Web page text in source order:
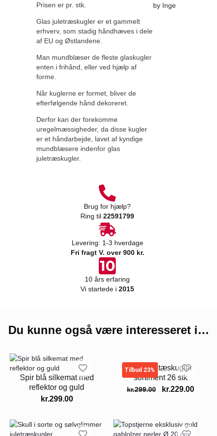
Brug for hjælp?
Ring til 22591799
Levering: 1-3 hverdage
Fri fragt V. over 900 kr.
10 års erfaring
Vi startede i 2015
Prisen er pr. stk.
Glas juletræskugler er et gammelt
erhverv, som stadig håndhæves i dele
af EU og Østlandene.
Man mundblæser de fleste glaskugler
enten i frihånd, eller ved hjælp af
forme.
Når kuglerne er formet, bliver de
efterfølgende hånd dekoreret.
Derfor kan der forekomme
uregelmæssigheder, da disse kugler
er et håndarbejde, lavet af kyndige
mundblæsere indenfor glas
juletræskugler.
by Inge
Du kunne også være interesseret i…
Spir blå silkemat med
reflektor og guld
kr.299.00
Tilbud 23%
Rød juletæskugler
sortiment 26 stk
kr.299.00 kr.229.00